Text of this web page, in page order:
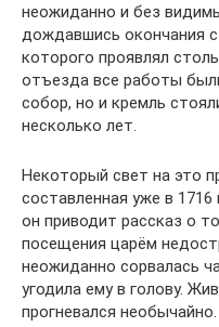
неожиданно и без
дождавшись окончания
которого проявлял
отъезда все работы
собор, но и кремль
несколько лет.
Некоторый свет на это
составленная уже в
он приводит рассказ о
посещения царём
неожиданно сорвалась
угодила ему в голову.
прогневался необычайно.